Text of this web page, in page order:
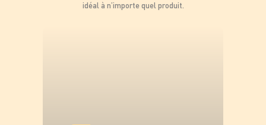
idéal à n’importe quel produit.